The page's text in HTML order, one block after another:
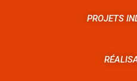
PROJETS